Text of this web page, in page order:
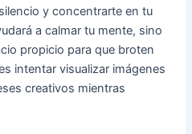
y concentrarte en tu
a calmar tu mente, sino
propicio para que broten
intentar visualizar imágenes
creativos mientras